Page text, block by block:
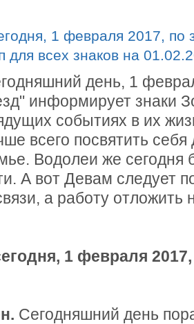
день, 1
информирует знаки
событиях в их
всего посвятить
Водолеи же сегодня
А вот Девам следует
а работу отложить
1 февраля
Сегодняшний день